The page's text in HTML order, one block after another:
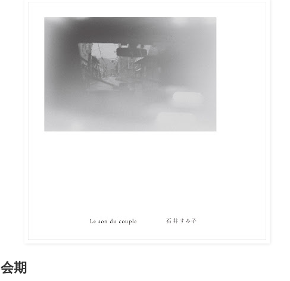
会期